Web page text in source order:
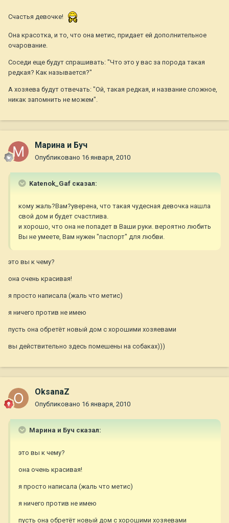
Счастья девочке!
Она красотка, и то, что она метис, придает ей дополнительное
очарование.
Соседи еще будут спрашивать: "Что это у вас за порода такая
редкая? Как называется?"
А хозяева будут отвечать: "Ой, такая редкая, и название сложное,
никак запомнить не можем".
Марина и Буч
Опубликовано 16 января, 2010
Katenok_Gaf сказал:
кому жаль?Вам?уверена, что такая чудесная девочка нашла
свой дом и будет счастлива.
и хорошо, что она не попадет в Ваши руки. вероятно любить
Вы не умеете, Вам нужен "паспорт" для любви.
это вы к чему?
она очень красивая!
я просто написала (жаль что метис)
я ничего против не имею
пусть она обретёт новый дом с хорошими хозяевами
вы действительно здесь помешены на собаках)))
OksanaZ
Опубликовано 16 января, 2010
Марина и Буч сказал:
это вы к чему?
она очень красивая!
я просто написала (жаль что метис)
я ничего против не имею
пусть она обретёт новый дом с хорошими хозяевами